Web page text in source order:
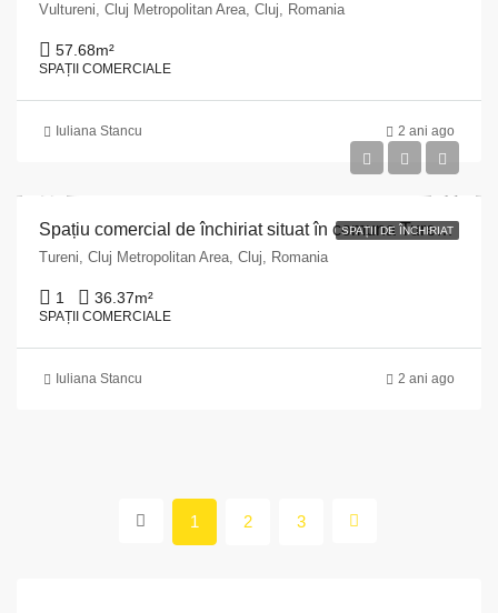
Vultureni, Cluj Metropolitan Area, Cluj, Romania
57.68m²
SPAȚII COMERCIALE
Iuliana Stancu 2 ani ago
SPAȚII DE ÎNCHIRIAT
Spațiu comercial de închiriat situat în comuna Tureni, nr. 251, județul Cluj
Tureni, Cluj Metropolitan Area, Cluj, Romania
1 36.37m²
SPAȚII COMERCIALE
Iuliana Stancu 2 ani ago
1 2 3